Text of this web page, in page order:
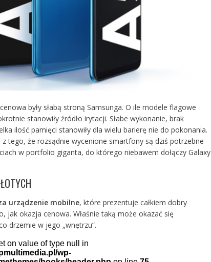
były słabą stroną Samsunga. O ile modele flagowe
stanowiły źródło irytacji. Słabe wykonanie, brak
ilość pamięci stanowiły dla wielu barierę nie do pokonania.
tego, że rozsądnie wycenione smartfony są dziś potrzebne
w portfolio giganta, do którego niebawem dołączy Galaxy
urządzenie mobilne, które prezentuje całkiem dobry
jak okazja cenowa. Właśnie taką może okazać się
drzemie w jego „wnętrzu”.